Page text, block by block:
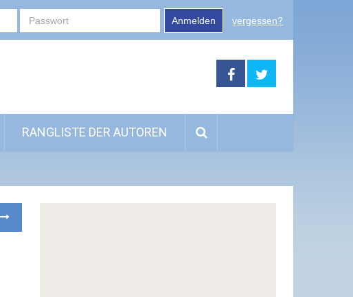
Anmelden vergessen?
RANGLISTE DER AUTOREN